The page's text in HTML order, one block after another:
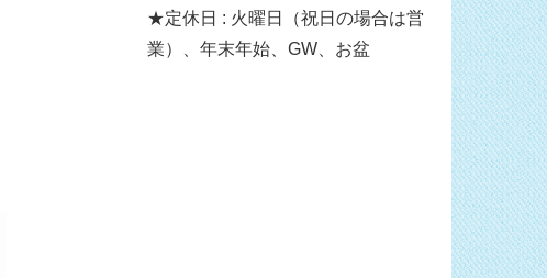
★定休日 : 火曜日（祝日の場合は営
業）、年末年始、GW、お盆